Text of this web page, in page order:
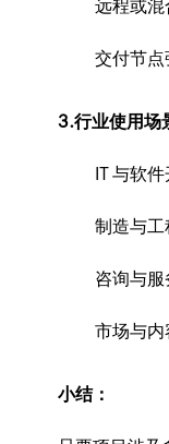
远程或混
交付节点
3.行业使用场
IT 与软
制造与工
咨询与服
市场与内
小结：